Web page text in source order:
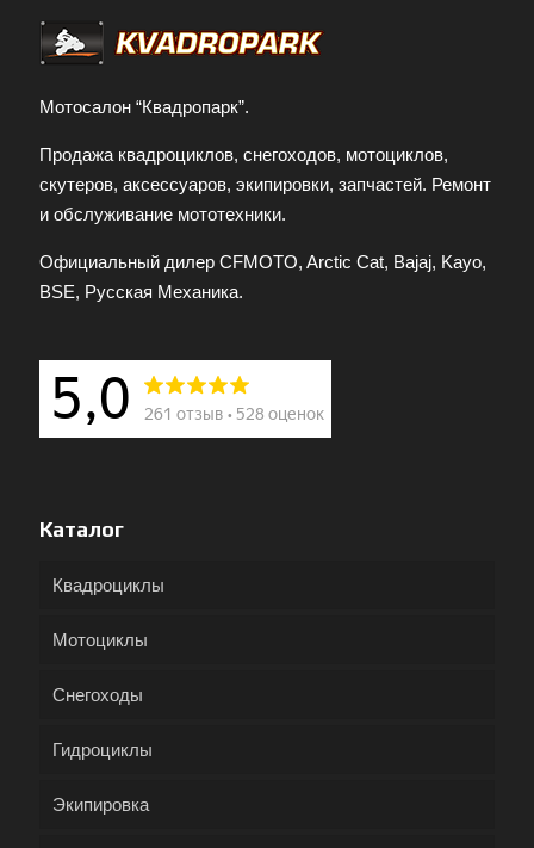
Мотосалон “Квадропарк”.
Продажа квадроциклов, снегоходов, мотоциклов,
скутеров, аксессуаров, экипировки, запчастей. Ремонт
и обслуживание мототехники.
Официальный дилер CFMOTO, Arctic Cat, Bajaj, Kayo,
BSE, Русская Механика.
Каталог
Квадроциклы
Мотоциклы
Снегоходы
Гидроциклы
Экипировка